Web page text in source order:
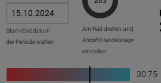
Start-/Enddatum
der Periode wählen
Am Rad drehen und
Anzahl Handelstage
einstellen
30.75
1